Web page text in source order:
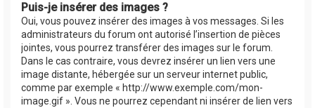
Puis-je insérer des images ?
Oui, vous pouvez insérer des images à vos messages. Si les
administrateurs du forum ont autorisé l’insertion de pièces
jointes, vous pourrez transférer des images sur le forum.
Dans le cas contraire, vous devrez insérer un lien vers une
image distante, hébergée sur un serveur internet public,
comme par exemple « http://www.exemple.com/mon-
image.gif ». Vous ne pourrez cependant ni insérer de lien vers